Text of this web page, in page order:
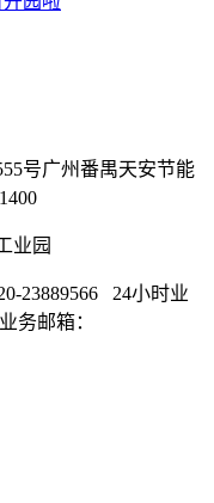
号广州番禺天安节能
业园
23889566 24小时业
务邮箱：